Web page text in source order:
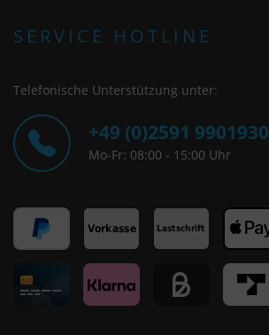
SERVICE HOTLINE
Telefonische Unterstützung unter:
+49 (0)2591 9901930
Mo-Fr: 08:00 - 15:00 Uhr